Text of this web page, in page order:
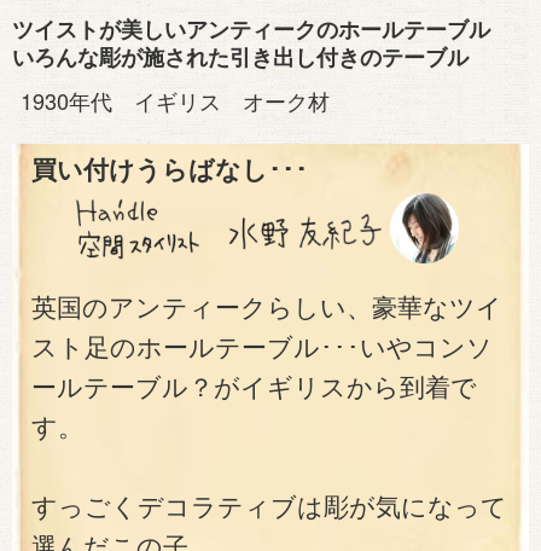
ツイストが美しいアンティークのホールテーブル
いろんな彫が施された引き出し付きのテーブル
1930年代 イギリス オーク材
買い付けうらばなし･･･
英国のアンティークらしい、豪華なツイ
スト足のホールテーブル･･･いやコンソ
ールテーブル？がイギリスから到着で
す。
すっごくデコラティブは彫が気になって